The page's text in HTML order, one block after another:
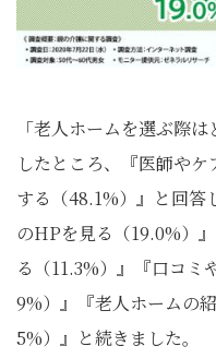
「老人ホームを選ぶ際
したところ、『医師や
する（48.1%）』と回答
のHPを見る（19.0%）
る（11.3%）』『口コミ
9%）』『老人ホームの
5%）』と続きました。